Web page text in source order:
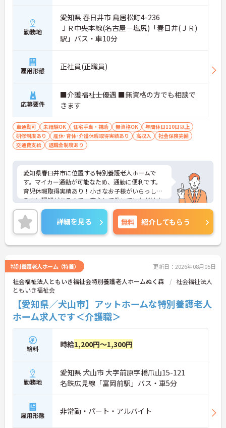
勤務地
愛知県 春日井市 鳥居松町4-236
ＪＲ中央本線(名古屋－塩尻)「春日井(ＪＲ)
駅」バス・車10分
雇用形態 正社員(正職員)
応募要件
■介護福祉士優遇 ■無資格の方でも相談で
きます
車通勤可 未経験OK 住宅手当・補助 無資格OK
年間休日110日以上
研修制度あり
産休･育休･介護休暇取得実績あり 高収入
社会保険完備
交通費支給
退職金制度あり
愛知県春日井市に位置する特別養護老人ホームで
す。マイカー通勤が可能なため、通勤に便利です。
育児休暇取得実績あり！小さなお子様がいらっしゃ
る方に理解があるので、安心して働いていただけま
す。
また、年間休日110日以上で残業時間はほとんど発
生しません。自分の時間を大切にしたい方にぴった
りです。プライベートとメリハリをつけて勤務でき
ます。
ントをお伝えしますのでお気軽にお問い合わせくだ
さい。
詳細を見る 無料 紹介してもらう
特別養護老人ホーム（特養） 更新日：2026年08月05日
社会福祉法人ともいき福祉会特別養護老人ホームぬく森
社会福祉法人
ともいき福祉会
【愛知県／犬山市】アットホームな特別養護老人
ホーム求人です＜介護職＞
給料 時給1,200円～1,300円
勤務地
愛知県 犬山市 大字前原字橋爪山15-121
名鉄広見線「富岡前駅」バス・車5分
雇用形態 非常勤・パート・アルバイト